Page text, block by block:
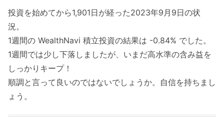
投資を始めてから1,901日が経った2023年9月9日の状
況。
1週間の WealthNavi 積立投資の結果は -0.84% でした。
1週間では少し下落しましたが、いまだ高水準の含み益を
しっかりキープ！
順調と言って良いのではないでしょうか。自信を持ちまし
ょう。